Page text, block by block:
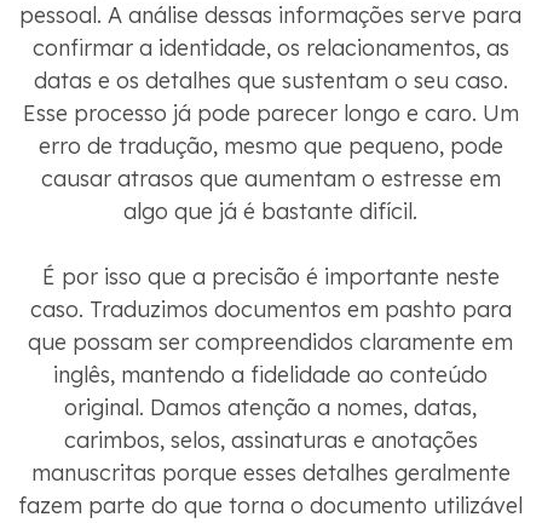
pessoal. A análise dessas informações serve para
confirmar a identidade, os relacionamentos, as
datas e os detalhes que sustentam o seu caso.
Esse processo já pode parecer longo e caro. Um
erro de tradução, mesmo que pequeno, pode
causar atrasos que aumentam o estresse em
algo que já é bastante difícil.
É por isso que a precisão é importante neste
caso. Traduzimos documentos em pashto para
que possam ser compreendidos claramente em
inglês, mantendo a fidelidade ao conteúdo
original. Damos atenção a nomes, datas,
carimbos, selos, assinaturas e anotações
manuscritas porque esses detalhes geralmente
fazem parte do que torna o documento utilizável